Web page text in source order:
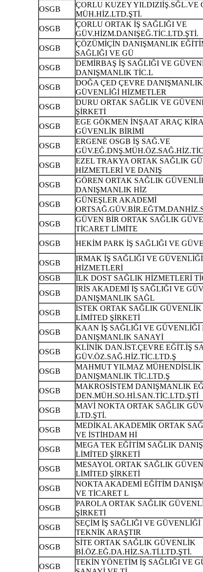
OSGB
ÇORLU KUZEY YILDIZIİŞ.SĞL.VE
MÜH.HİZ.LTD.ŞTİ.
OSGB
ÇORLU ORTAK İŞ SAĞLIĞI VE
GÜV.HİZM.DANIŞEĞ.TİC.LTD.ŞTİ.
OSGB
ÇÖZÜMİÇİN DANIŞMANLIK
SAĞLIĞI VE GÜ
OSGB
DEMİRBAŞ İŞ SAĞLIĞI VE
DANIŞMANLIK TİC.L
OSGB
DOĞA ÇED ÇEVRE
GÜVENLİĞİ HİZMETLER
OSGB
DURU ORTAK SAĞLIK VE
ŞİRKETİ
OSGB
EGE GÖKMEN İNŞAAT ARAÇ
GÜVENLİK BİRİMİ
OSGB
ERGENE OSGB İŞ SAĞ.VE
OSGB
EZEL TRAKYA ORTAK SAĞLIK
HİZMETLERİ VE DANIŞ
OSGB
GÖREN ORTAK SAĞLIK
DANIŞMANLIK HİZ
OSGB
GÜNEŞLER AKADEMİ
OSGB
GÜVEN BİR ORTAK SAĞLIK
TİCARET LİMİTE
OSGB HEKİM PARK İŞ SAĞLIĞI VE
OSGB
IRMAK İŞ SAĞLIĞI VE
HİZMETLERİ
OSGB
İLK DOST SAĞLIK HİZMETLERİ
OSGB
İRİS AKADEMİ İŞ SAĞLIĞI VE
DANIŞMANLIK SAĞL
OSGB
İSTEK ORTAK SAĞLIK
LİMİTED ŞİRKETİ
OSGB
KAAN İŞ SAĞLIĞI VE GÜVENLİĞİ
DANIŞMANLIK SANAYİ
OSGB
KLİNİK DAN.İST.ÇEVRE EĞİT.İŞ
GÜV.ÖZ.SAĞ.HİZ.TİC.LTD.Ş
OSGB
MAHMUT YILMAZ MÜHENDİSLİK
DANIŞMANLIK TİC.LTD.Ş
OSGB
MAKROSİSTEM DANIŞMANLIK
DEN.MÜH.SO.Hİ.SAN.TİC.LTD.ŞTİ
OSGB
MAVİ NOKTA ORTAK SAĞLIK
LTD.ŞTİ.
OSGB
MEDİKAL AKADEMİK ORTAK
VE İSTİHDAM Hİ
OSGB
MEGA TEK EĞİTİM SAĞLIK
LİMİTED ŞİRKETİ
OSGB
MESAYOL ORTAK SAĞLIK
LİMİTED ŞİRKETİ
OSGB
NOKTA AKADEMİ EĞİTİM
VE TİCARET L
OSGB
PAROLA ORTAK SAĞLIK
ŞİRKETİ
OSGB
SEÇİM İŞ SAĞLIĞI VE
TEKNİK ARAŞTIR
OSGB
SİTE ORTAK SAĞLIK GÜVENLİK
Bİ.ÖZ.EĞ.DA.HİZ.SA.Tİ.LTD.ŞTİ.
OSGB
TEKİN YÖNETİM İŞ SAĞLIĞI VE